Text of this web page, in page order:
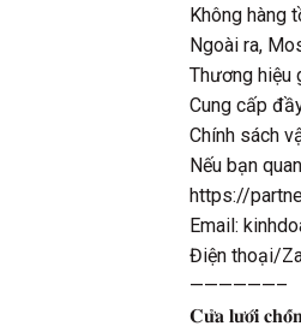
Không hàng
Ngoài ra,
Thương hiệu
Cung cấp
Chính sách
Nếu bạn
https://
Email:
Điện thoại/
——————–
𝐂𝐮̛̉𝐚 𝐥𝐮̛𝐨̛́𝐢